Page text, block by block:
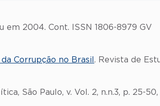
em 2004. Cont. ISSN 1806-8979 GV
Corrupção no Brasil . Revista de
São Paulo, v. Vol. 2, n.n.3, p. 25-50,